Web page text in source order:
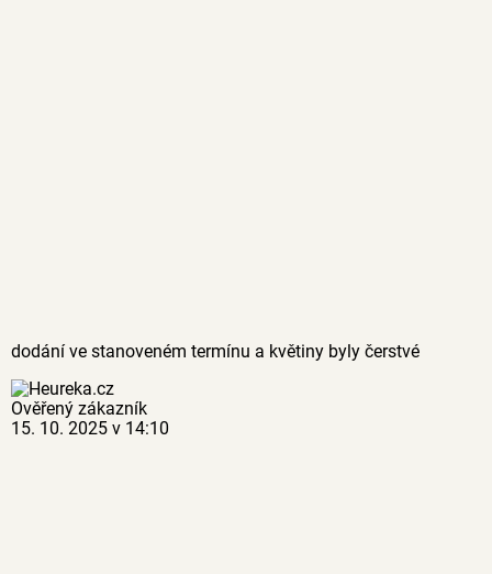
dodání ve stanoveném termínu a květiny byly čerstvé
Ověřený zákazník
15. 10. 2025 v 14:10